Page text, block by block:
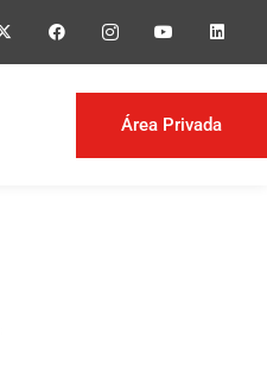
Área Privada